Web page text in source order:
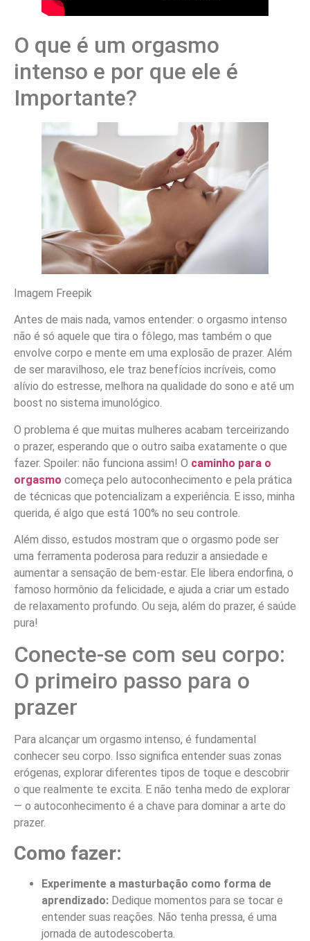
O que é um orgasmo
intenso e por que ele é
Importante?
Imagem Freepik
Antes de mais nada, vamos entender: o orgasmo intenso
não é só aquele que tira o fôlego, mas também o que
envolve corpo e mente em uma explosão de prazer. Além
de ser maravilhoso, ele traz benefícios incríveis, como
alívio do estresse, melhora na qualidade do sono e até um
boost no sistema imunológico.
O problema é que muitas mulheres acabam terceirizando
o prazer, esperando que o outro saiba exatamente o que
fazer. Spoiler: não funciona assim! O caminho para o
orgasmo começa pelo autoconhecimento e pela prática
de técnicas que potencializam a experiência. E isso, minha
querida, é algo que está 100% no seu controle.
Além disso, estudos mostram que o orgasmo pode ser
uma ferramenta poderosa para reduzir a ansiedade e
aumentar a sensação de bem-estar. Ele libera endorfina, o
famoso hormônio da felicidade, e ajuda a criar um estado
de relaxamento profundo. Ou seja, além do prazer, é saúde
pura!
Conecte-se com seu corpo:
O primeiro passo para o
prazer
Para alcançar um orgasmo intenso, é fundamental
conhecer seu corpo. Isso significa entender suas zonas
erógenas, explorar diferentes tipos de toque e descobrir
o que realmente te excita. E não tenha medo de explorar
— o autoconhecimento é a chave para dominar a arte do
prazer.
Como fazer:
Experimente a masturbação como forma de
aprendizado: Dedique momentos para se tocar e
entender suas reações. Não tenha pressa, é uma
jornada de autodescoberta.